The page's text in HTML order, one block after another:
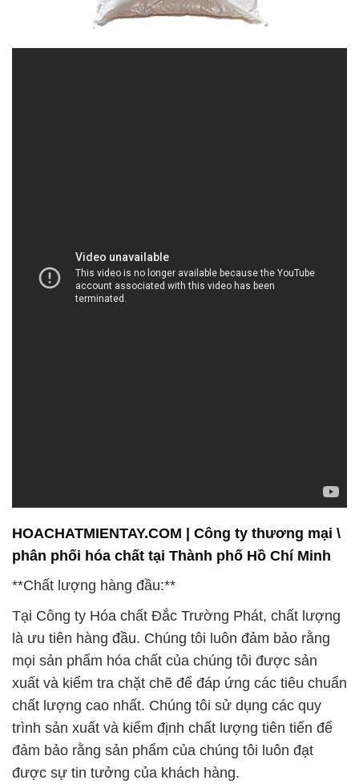
HOACHATMIENTAY.COM | Công ty thương mại \
phân phối hóa chất tại Thành phố Hồ Chí Minh
**Chất lượng hàng đầu:**
Tại Công ty Hóa chất Đắc Trường Phát, chất lượng
là ưu tiên hàng đầu. Chúng tôi luôn đảm bảo rằng
mọi sản phẩm hóa chất của chúng tôi được sản
xuất và kiểm tra chặt chẽ để đáp ứng các tiêu chuẩn
chất lượng cao nhất. Chúng tôi sử dụng các quy
trình sản xuất và kiểm định chất lượng tiên tiến để
đảm bảo rằng sản phẩm của chúng tôi luôn đạt
được sự tin tưởng của khách hàng.